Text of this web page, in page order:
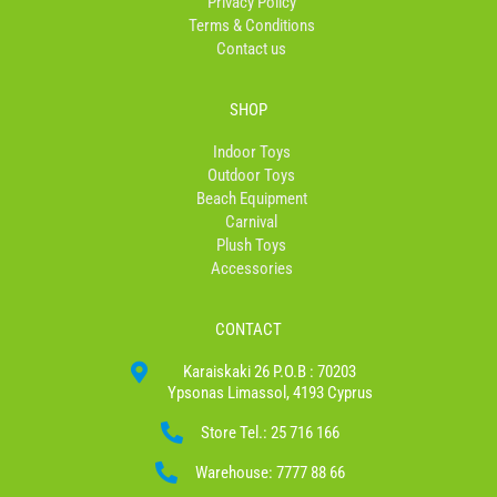
Terms & Conditions
Contact us
SHOP
Indoor Toys
Outdoor Toys
Beach Equipment
Carnival
Plush Toys
Accessories
CONTACT
Karaiskaki 26 P.O.B : 70203
Ypsonas Limassol, 4193 Cyprus
Store Tel.: 25 716 166
Warehouse: 7777 88 66